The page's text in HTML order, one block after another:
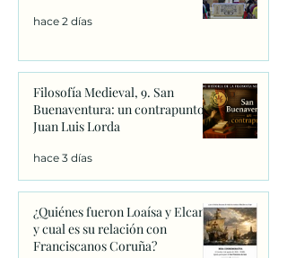
hace 2 días
Filosofía Medieval, 9. San
Buenaventura: un contrapunto.
Juan Luis Lorda
hace 3 días
¿Quiénes fueron Loaísa y Elcano
y cual es su relación con
Franciscanos Coruña?